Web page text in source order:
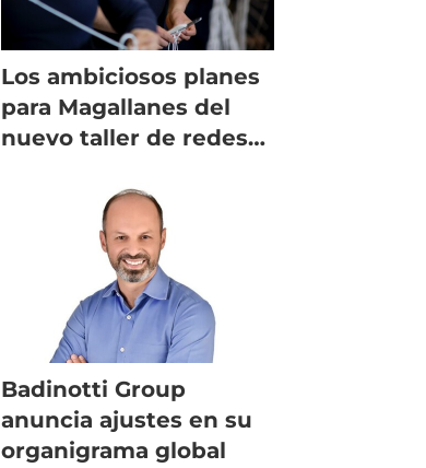
Los ambiciosos planes
para Magallanes del
nuevo taller de redes
Badinotti Group
anuncia ajustes en su
organigrama global